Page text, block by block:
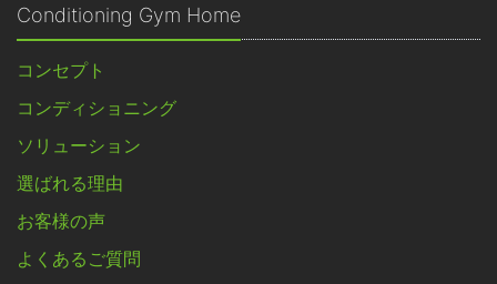
Conditioning Gym Home
コンセプト
コンディショニング
ソリューション
選ばれる理由
お客様の声
よくあるご質問